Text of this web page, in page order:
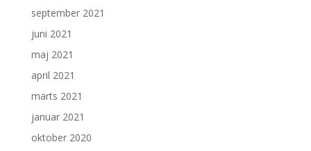
september 2021
juni 2021
maj 2021
april 2021
marts 2021
januar 2021
oktober 2020